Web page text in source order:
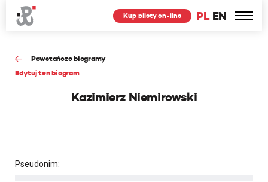
PL EN
Kup bilety on-line
Powstańcze biogramy
Edytuj ten biogram
Kazimierz Niemirowski
Pseudonim: